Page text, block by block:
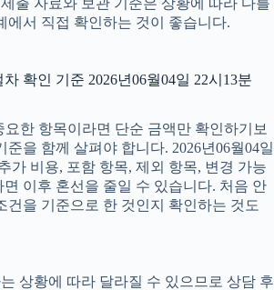
출 자료와 보관 기준은 상황에 따라 다를
에서 직접 확인하는 것이 좋습니다.
확인 기준 2026년06월04일 22시13분
한 항목이라면 단순 금액만 확인하기보
준을 함께 살펴야 합니다. 2026년06월04일
가 비용, 포함 항목, 제외 항목, 변경 가능
이후 혼선을 줄일 수 있습니다. 처음 안
건을 기준으로 한 것인지 확인하는 것도
상황에 따라 달라질 수 있으므로 상담 후